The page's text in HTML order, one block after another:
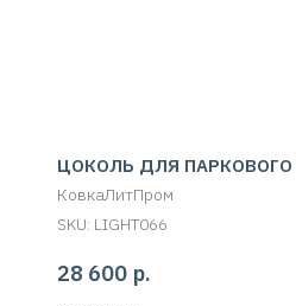
ЦОКОЛЬ ДЛЯ
КовкаЛитПром
SKU: LIGHT066
28 600 р.